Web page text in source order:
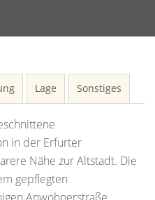
Lage Sonstiges
in der Erfurter
Nähe zur Altstadt. Die
gepflegten